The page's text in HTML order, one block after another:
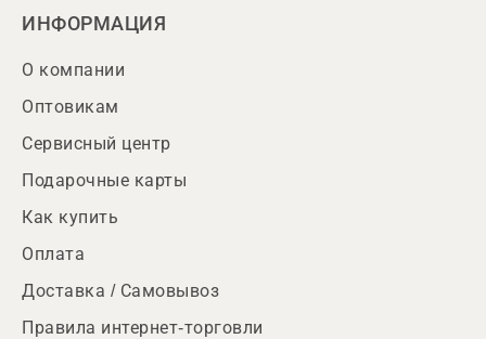
ИНФОРМАЦИЯ
О компании
Оптовикам
Сервисный центр
Подарочные карты
Как купить
Оплата
Доставка / Самовывоз
Правила интернет-торговли